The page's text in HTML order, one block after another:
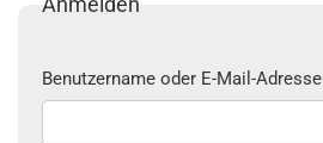
Benutzername oder E-Mail-Adresse